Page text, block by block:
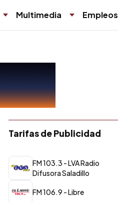
Multimedia Empleos
Tarifas de Publicidad
FM 103.3 - LVA Radio
Difusora Saladillo
FM 106.9 - Libre